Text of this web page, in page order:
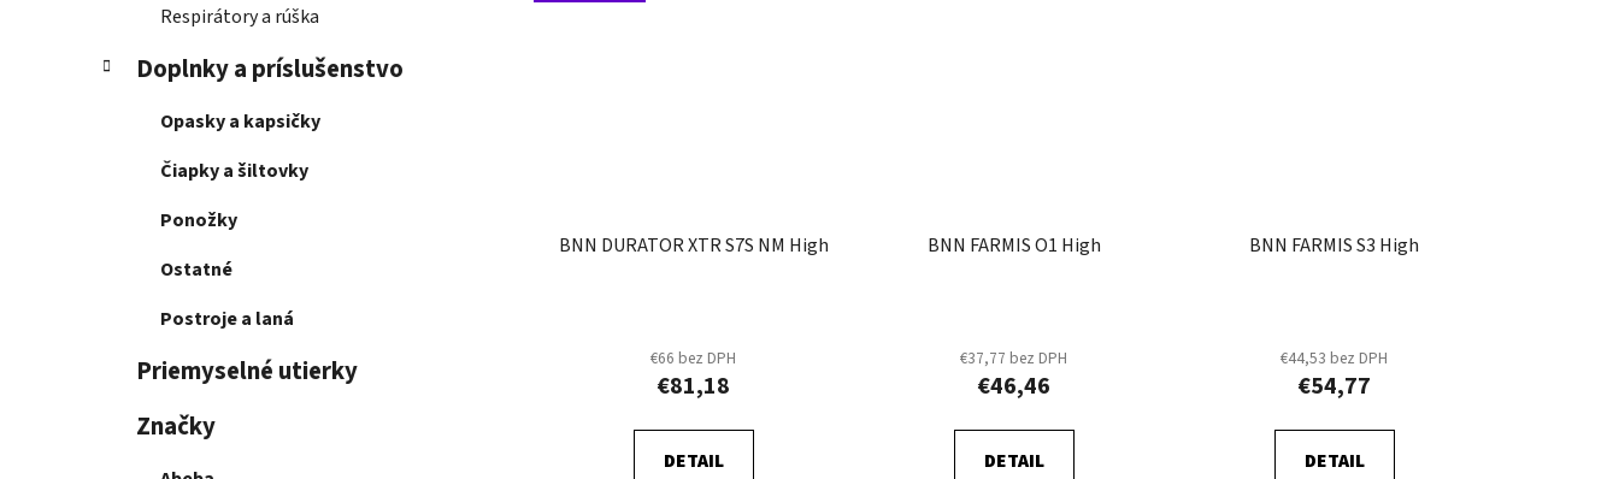
Respirátory a rúška
Doplnky a príslušenstvo
Opasky a kapsičky
Čiapky a šiltovky
Ponožky
Ostatné
Postroje a laná
Priemyselné utierky
Značky
BNN DURATOR XTR S7S NM High
€66 bez DPH
€81,18
DETAIL
BNN FARMIS O1 High
€37,77 bez DPH
€46,46
DETAIL
BNN FARMIS S3 High
€44,53 bez DPH
€54,77
DETAIL